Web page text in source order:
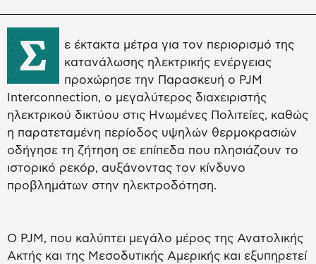
Σ
ε έκτακτα μέτρα για τον περιορισμό της
κατανάλωσης ηλεκτρικής ενέργειας
προχώρησε την Παρασκευή ο PJM
Interconnection, ο μεγαλύτερος διαχειριστής
ηλεκτρικού δικτύου στις Ηνωμένες Πολιτείες, καθώς
η παρατεταμένη περίοδος υψηλών θερμοκρασιών
οδήγησε τη ζήτηση σε επίπεδα που πλησιάζουν το
ιστορικό ρεκόρ, αυξάνοντας τον κίνδυνο
προβλημάτων στην ηλεκτροδότηση.
Ο PJM, που καλύπτει μεγάλο μέρος της Ανατολικής
Ακτής και της Μεσοδυτικής Αμερικής και εξυπηρετεί